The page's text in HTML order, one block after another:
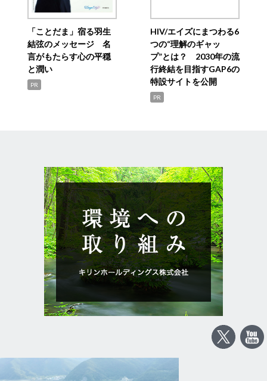
「ことだま」宿る羽生
結弦のメッセージ 名
言がもたらす心の平穏
と潤い
PR
HIV/エイズにまつわる6
つの“理解のギャッ
プ”とは？ 2030年の流
行終結を目指すGAP6の
特設サイトを公開
PR